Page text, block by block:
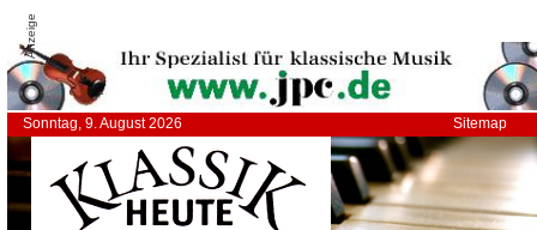
Anzeige
Sonntag, 9. August 2026 Sitemap